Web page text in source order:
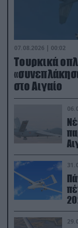
07.08.2026 | 00:02
Τουρκικά
στο Αιγαίο